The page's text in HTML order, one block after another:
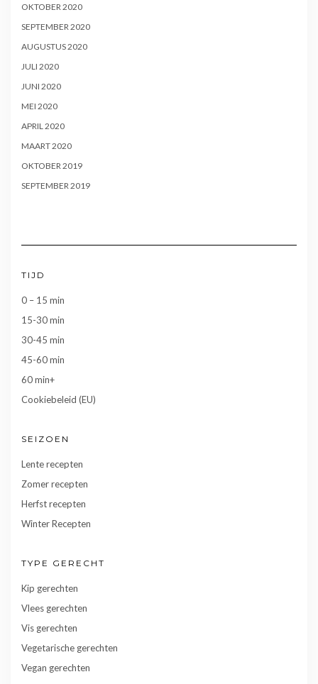
OKTOBER 2020
SEPTEMBER 2020
AUGUSTUS 2020
JULI 2020
JUNI 2020
MEI 2020
APRIL 2020
MAART 2020
OKTOBER 2019
SEPTEMBER 2019
TIJD
0 – 15 min
15-30 min
30-45 min
45-60 min
60 min+
Cookiebeleid (EU)
SEIZOEN
Lente recepten
Zomer recepten
Herfst recepten
Winter Recepten
TYPE GERECHT
Kip gerechten
Vlees gerechten
Vis gerechten
Vegetarische gerechten
Vegan gerechten